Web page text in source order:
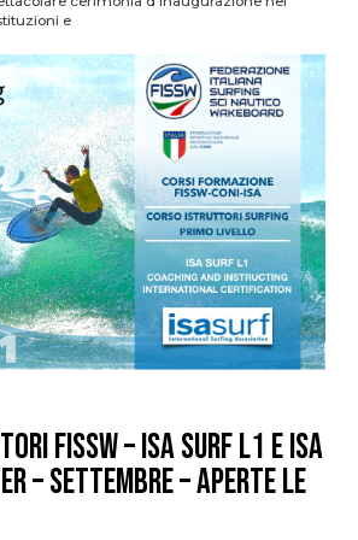
e
FISSW – ISA SURF L1 e ISA
SETTEMBRE – APERTE LE